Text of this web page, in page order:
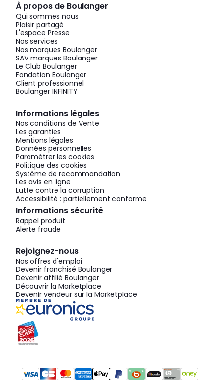
À propos de Boulanger
Qui sommes nous
Plaisir partagé
L'espace Presse
Nos services
Nos marques Boulanger
SAV marques Boulanger
Le Club Boulanger
Fondation Boulanger
Client professionnel
Boulanger INFINITY
Informations légales
Nos conditions de Vente
Les garanties
Mentions légales
Données personnelles
Paramétrer les cookies
Politique des cookies
Système de recommandation
Les avis en ligne
Lutte contre la corruption
Accessibilité : partiellement conforme
Informations sécurité
Rappel produit
Alerte fraude
Rejoignez-nous
Nos offres d'emploi
Devenir franchisé Boulanger
Devenir affilié Boulanger
Découvrir la Marketplace
Devenir vendeur sur la Marketplace